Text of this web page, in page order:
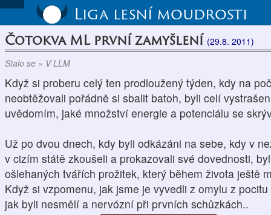
Liga lesní moudrosti
Čotokva ML první zamyšlení (29.8. 2011)
Stalo se » V LLM
Když si proberu celý ten prodloužený týden, kdy na
neobtěžovali pořádně si sbalit batoh, byli celí
uvědomím, jaké množství energie a potenciálu se
Už po dvou dnech, kdy byli odkázáni na sebe, kdy v
v cizím státě zkoušeli a prokazovali své dovednosti,
ošlehaných tvářích prožitek, který během života ještě
Když si vzpomenu, jak jsme je vyvedli z omylu z
jak byli nesmělí a nervózní při prvních schůzkách..